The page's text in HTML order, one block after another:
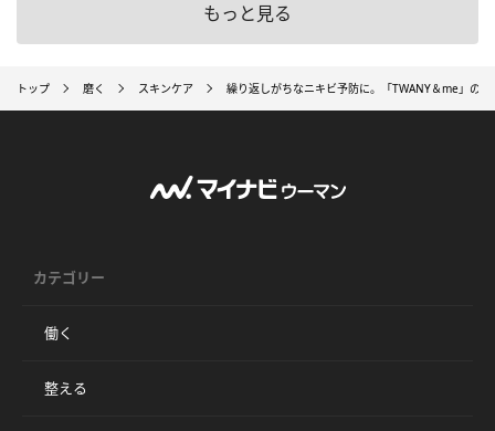
もっと見る
トップ 磨く スキンケア 繰り返しがちなニキビ予防に。「TWANY＆me」の
カテゴリー
働く
整える